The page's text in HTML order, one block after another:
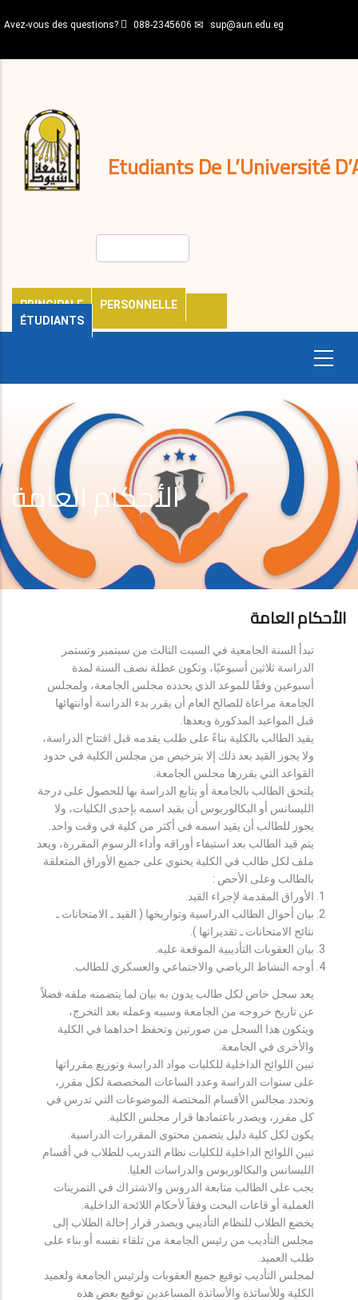
au
principal
Avez-vous des questions? 088-2345606 sup@aun.edu.eg
Etudiants De L’Université
PRINCIPALE
PERSONNELLE
ÉTUDIANTS
décisions
Expatriés
Journal
الأحكام العامة
الأحكام العامة
تبدأ السنة الجامعية في السبت الثالث من سبتمبر وتستمر
الدراسة ثلاثين أسبوعيًا، وتكون عطلة نصف السنة لمدة
أسبوعين وفقًا للموعد الذي يحدده مجلس الجامعة، ولمجلس
الجامعة مراعاة للصالح العام أن يقرر بدء الدراسة أوانتهائها
قبل المواعيد المذكورة وبعدها.
يقيد الطالب بالكلية بناءً على طلب يقدمه قبل افتتاح الدراسة،
ولا يجوز القيد بعد ذلك إلا بترخيص من مجلس الكلية في حدود
القواعد التي يقررها مجلس الجامعة.
يلتحق الطالب بالجامعة أو يتابع الدراسة بها للحصول على درجة
الليسانس أو البكالوريوس أن يقيد اسمه بإحدى الكليات، ولا
يجوز للطالب أن يقيد اسمه في أكثر من كلية في وقت واحد.
يتم قيد الطالب بعد استيفاء أوراقه وأداء الرسوم المقررة، ويعد
ملف لكل طالب في الكلية يحتوي على جميع الأوراق المتعلقة
بالطالب وعلى الأخص :
الأوراق المقدمة لإجراء القيد.
بيان أحوال الطالب الدراسية وتواريخها ( القيد ـ الامتحانات ـ
نتائح الامتحانات ـ تقديراتها ).
بيان العقوبات التأديبية الموقعة عليه.
أوجه النشاط الرياضي والاجتماعي والعسكري للطالب.
يعد سجل خاص لكل طالب يدون به بيان لما يتضمنه ملفه فضلاً
عن تاريخ خروجه من الجامعة وسببه وعمله بعد التخرج،
ويتكون هذا السجل من صورتين وتحفظ احداهما في الكلية
والأخرى في الجامعة.
تبين اللوائح الداخلية للكليات مواد الدراسة وتوزيع مقرراتها
على سنوات الدراسة وعدد الساعات المخصصة لكل مقرر،
وتحدد مجالس الأقسام المختصة الموضوعات التي تدرس في
كل مقرر، ويصدر باعتمادها قرار مجلس الكلية.
يكون لكل كلية دليل يتضمن محتوى المقررات الدراسية.
تبين اللوائح الداخلية للكليات نظام التدريب للطلاب في أقسام
الليسانس والبكالوريوس والدراسات العليا.
يجب على الطالب متابعة الدروس والاشتراك في التمرينات
العملية أو قاعات البحث وفقاً لأحكام اللائحة الداخلية.
يخضع الطلاب للنظام التأديبي ويصدر قرار إحالة الطلاب إلى
مجلس التأديب من رئيس الجامعة من تلقاء نفسه أو بناء على
طلب العميد.
لمجلس التأديب توقيع جميع العقوبات ولرئيس الجامعة ولعميد
الكلية وللأساتذة والأساتذة المساعدين توقيع بعض هذه